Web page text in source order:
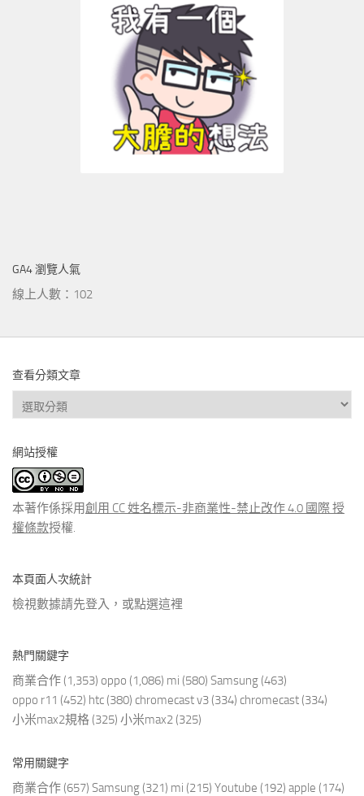
GA4 瀏覽人氣
線上人數：102
查看分類文章
查
看
類
文
章
網站授權
本著作係採用創用 CC 姓名標示-非商業性-禁止改作 4.0 國際 授
權條款授權.
本頁面人次統計
檢視數據請先登入，或點選這裡
熱門關鍵字
商業合作 (1,353) oppo (1,086) mi (580) Samsung (463)
oppo r11 (452) htc (380) chromecast v3 (334) chromecast (334)
小米max2規格 (325) 小米max2 (325)
常用關鍵字
商業合作 (657) Samsung (321) mi (215) Youtube (192) apple (174)